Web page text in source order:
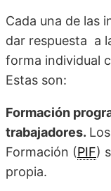
Cada una de las
dar respuesta a
forma individual
Estas son:
Formación
trabajadores.
Formación (PIF)
propia.